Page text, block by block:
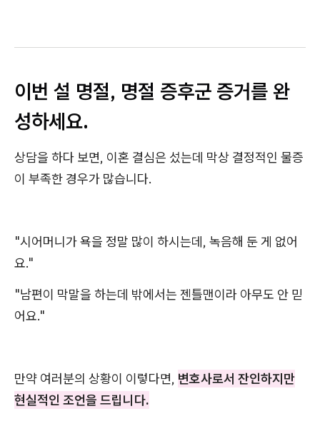
이번 설 명절, 명절 증후군 증거를 완
성하세요.
상담을 하다 보면, 이혼 결심은 섰는데 막상 결정적인 물증
이 부족한 경우가 많습니다.
"시어머니가 욕을 정말 많이 하시는데, 녹음해 둔 게 없어
요."
"남편이 막말을 하는데 밖에서는 젠틀맨이라 아무도 안 믿
어요."
만약 여러분의 상황이 이렇다면, 변호사로서 잔인하지만
현실적인 조언을 드립니다.